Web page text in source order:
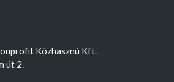
Közhasznú Kft.
út 2.